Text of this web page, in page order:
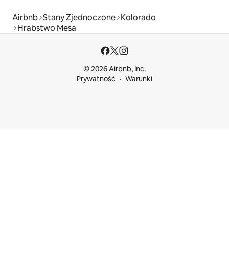
Airbnb Stany Zjednoczone Kolorado
Hrabstwo Mesa
© 2026 Airbnb, Inc.
Prywatność
Warunki